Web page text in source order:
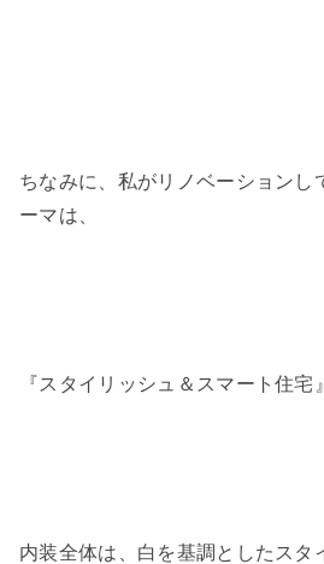
ちなみに、私がリノベーションし
ーマは、
『スタイリッシュ＆スマート住宅
内装全体は、白を基調としたスタ